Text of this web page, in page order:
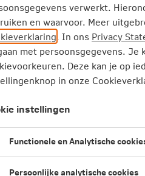
ondernemen
verwerkt.
en waarvoor. Meer
. In ons Privacy
met persoonsgegevens. Je
Deze kan je op
in onze
instellingen
Functionele en Analytische
Persoonlijke analytische cookies